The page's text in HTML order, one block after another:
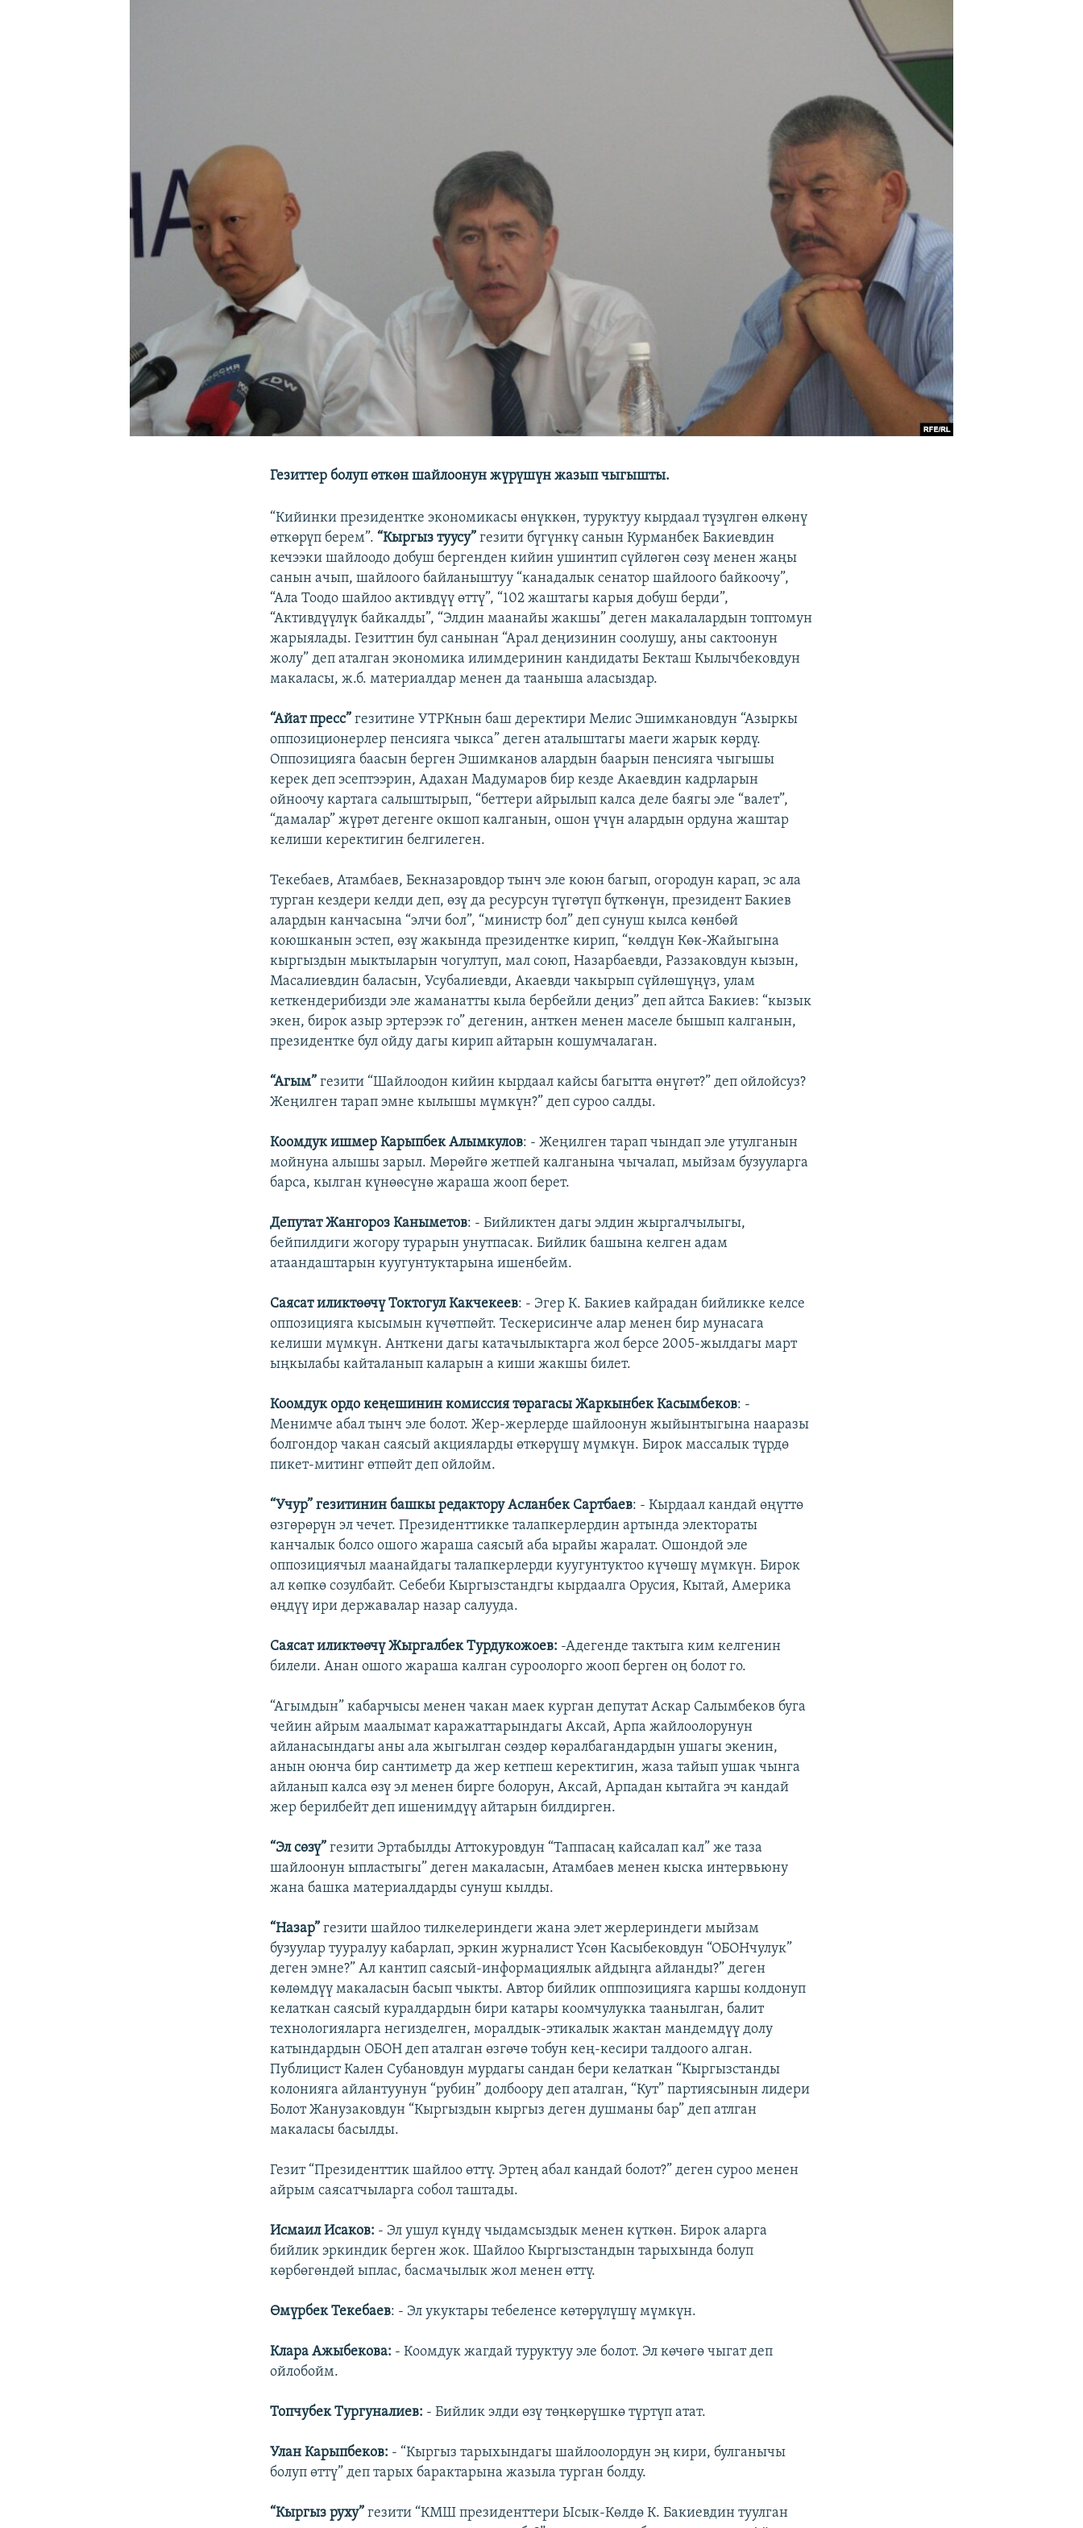
Гезиттер болуп өткөн шайлоонун жүрүшүн жазып чыгышты.
“Кийинки президентке экономикасы өнүккөн, туруктуу кырдаал түзүлгөн өлкөнү
өткөрүп берем”.“Кыргыз туусу” гезити бүгүнкү санын Курманбек Бакиевдин
кечээки шайлоодо добуш бергенден кийин ушинтип сүйлөгөн сөзү менен жаңы
санын ачып, шайлоого байланыштуу “канадалык сенатор шайлоого байкоочу”,
“Ала Тоодо шайлоо активдүү өттү”, “102 жаштагы карыя добуш берди”,
“Активдүүлүк байкалды”, “Элдин маанайы жакшы” деген макалалардын топтомун
жарыялады. Гезиттин бул санынан “Арал деңизинин соолушу, аны сактоонун
жолу” деп аталган экономика илимдеринин кандидаты Бекташ Кылычбековдун
макаласы, ж.б. материалдар менен да тааныша аласыздар.
“Айат пресс” гезитине УТРКнын баш деректири Мелис Эшимкановдун “Азыркы
оппозиционерлер пенсияга чыкса” деген аталыштагы маеги жарык көрдү.
Оппозицияга баасын берген Эшимканов алардын баарын пенсияга чыгышы
керек деп эсептээрин, Адахан Мадумаров бир кезде Акаевдин кадрларын
ойноочу картага салыштырып, “беттери айрылып калса деле баягы эле “валет”,
“дамалар” жүрөт дегенге окшоп калганын, ошон үчүн алардын ордуна жаштар
келиши керектигин белгилеген.
Текебаев, Атамбаев, Бекназаровдор тынч эле коюн багып, огородун карап, эс ала
турган кездери келди деп, өзү да ресурсун түгөтүп бүткөнүн, президент Бакиев
алардын канчасына “элчи бол”, “министр бол” деп сунуш кылса көнбөй
коюшканын эстеп, өзү жакында президентке кирип, “көлдүн Көк-Жайыгына
кыргыздын мыктыларын чогултуп, мал союп, Назарбаевди, Раззаковдун кызын,
Масалиевдин баласын, Усубалиевди, Акаевди чакырып сүйлөшүңүз, улам
кеткендерибизди эле жаманатты кыла бербейли деңиз” деп айтса Бакиев: “кызык
экен, бирок азыр эртерээк го” дегенин, анткен менен маселе бышып калганын,
президентке бул ойду дагы кирип айтарын кошумчалаган.
“Агым” гезити “Шайлоодон кийин кырдаал кайсы багытта өнүгөт?” деп ойлойсуз?
Жеңилген тарап эмне кылышы мүмкүн?” деп суроо салды.
Коомдук ишмер Карыпбек Алымкулов: - Жеңилген тарап чындап эле утулганын
мойнуна алышы зарыл. Мөрөйгө жетпей калганына чычалап, мыйзам бузууларга
барса, кылган күнөөсүнө жараша жооп берет.
Депутат Жангороз Каныметов: - Бийликтен дагы элдин жыргалчылыгы,
бейпилдиги жогору турарын унутпасак. Бийлик башына келген адам
атаандаштарын куугунтуктарына ишенбейм.
Саясат иликтөөчү Токтогул Какчекеев: - Эгер К. Бакиев кайрадан бийликке келсе
оппозицияга кысымын күчөтпөйт. Тескерисинче алар менен бир мунасага
келиши мүмкүн. Анткени дагы катачылыктарга жол берсе 2005-жылдагы март
ыңкылабы кайталанып каларын а киши жакшы билет.
Коомдук ордо кеңешинин комиссия төрагасы Жаркынбек Касымбеков: -
Менимче абал тынч эле болот. Жер-жерлерде шайлоонун жыйынтыгына нааразы
болгондор чакан саясый акцияларды өткөрүшү мүмкүн. Бирок массалык түрдө
пикет-митинг өтпөйт деп ойлойм.
“Учур” гезитинин башкы редактору Асланбек Сартбаев: - Кырдаал кандай өңүттө
өзгөрөрүн эл чечет. Президенттикке талапкерлердин артында электораты
канчалык болсо ошого жараша саясый аба ырайы жаралат. Ошондой эле
оппозициячыл маанайдагы талапкерлерди куугунтуктоо күчөшү мүмкүн. Бирок
ал көпкө созулбайт. Себеби Кыргызстандгы кырдаалга Орусия, Кытай, Америка
өңдүү ири державалар назар салууда.
Саясат иликтөөчү Жыргалбек Турдукожоев: -Адегенде тактыга ким келгенин
билели. Анан ошого жараша калган суроолорго жооп берген оң болот го.
“Агымдын” кабарчысы менен чакан маек курган депутат Аскар Салымбеков буга
чейин айрым маалымат каражаттарындагы Аксай, Арпа жайлоолорунун
айланасындагы аны ала жыгылган сөздөр көралбагандардын ушагы экенин,
анын оюнча бир сантиметр да жер кетпеш керектигин, жаза тайып ушак чынга
айланып калса өзү эл менен бирге болорун, Аксай, Арпадан кытайга эч кандай
жер берилбейт деп ишенимдүү айтарын билдирген.
“Эл сөзү” гезити Эртабылды Аттокуровдун “Таппасаң кайсалап кал” же таза
шайлоонун ыпластыгы” деген макаласын, Атамбаев менен кыска интервьюну
жана башка материалдарды сунуш кылды.
“Назар” гезити шайлоо тилкелериндеги жана элет жерлериндеги мыйзам
бузуулар тууралуу кабарлап, эркин журналист Үсөн Касыбековдун “ОБОНчулук”
деген эмне?” Ал кантип саясый-информациялык айдыңга айланды?” деген
көлөмдүү макаласын басып чыкты. Автор бийлик опппозицияга каршы колдонуп
келаткан саясый куралдардын бири катары коомчулукка таанылган, балит
технологияларга негизделген, моралдык-этикалык жактан мандемдүү долу
катындардын ОБОН деп аталган өзгөчө тобун кең-кесири талдоого алган.
Публицист Кален Субановдун мурдагы сандан бери келаткан “Кыргызстанды
колонияга айлантуунун “рубин” долбоору деп аталган, “Кут” партиясынын лидери
Болот Жанузаковдун “Кыргыздын кыргыз деген душманы бар” деп атлган
макаласы басылды.
Гезит “Президенттик шайлоо өттү. Эртең абал кандай болот?” деген суроо менен
айрым саясатчыларга собол таштады.
Исмаил Исаков: - Эл ушул күндү чыдамсыздык менен күткөн. Бирок аларга
бийлик эркиндик берген жок. Шайлоо Кыргызстандын тарыхында болуп
көрбөгөндөй ыплас, басмачылык жол менен өттү.
Өмүрбек Текебаев: - Эл укуктары тебеленсе көтөрүлүшү мүмкүн.
Клара Ажыбекова: - Коомдук жагдай туруктуу эле болот. Эл көчөгө чыгат деп
ойлобойм.
Топчубек Тургуналиев: - Бийлик элди өзү төңкөрүшкө түртүп атат.
Улан Карыпбеков: - “Кыргыз тарыхындагы шайлоолордун эң кири, булганычы
болуп өттү” деп тарых барактарына жазыла турган болду.
“Кыргыз руху” гезити “КМШ президенттери Ысык-Көлдө К. Бакиевдин туулган